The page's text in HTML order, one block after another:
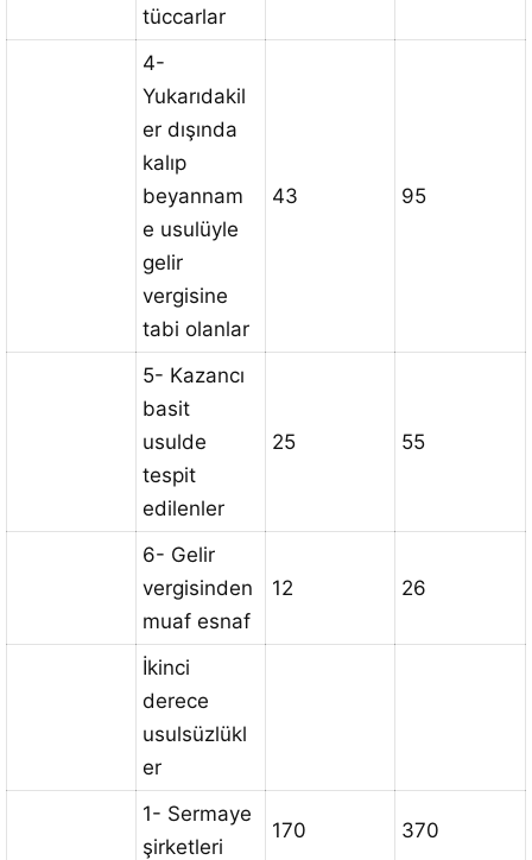
tüccarlar
4-
Yukarıdakil
er dışında
kalıp
beyannam
e usulüyle
gelir
vergisine
tabi olanlar
43 95
5- Kazancı
basit
usulde
tespit
edilenler
25 55
6- Gelir
vergisinden
muaf esnaf
12 26
İkinci
derece
usulsüzlükl
er
1- Sermaye
şirketleri
170 370